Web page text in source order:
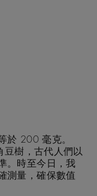
於 200 毫克。
豆樹，古代人們以
。時至今日，我
測量，確保數值